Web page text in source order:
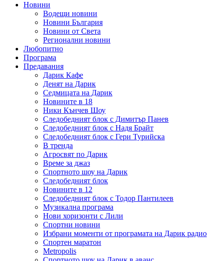
Новини
Водещи новини
Новини България
Новини от Света
Регионални новини
Любопитно
Програма
Предавания
Дарик Кафе
Денят на Дарик
Седмицата на Дарик
Новините в 18
Ники Кънчев Шоу
Следобедният блок с Димитър Панев
Следобедният блок с Надя Брайт
Следобедният блок с Гери Турийска
В тренда
Агросвят по Дарик
Време за джаз
Спортното шоу на Дарик
Следобедният блок
Новините в 12
Следобедният блок с Тодор Пантилеев
Музикална програма
Нови хоризонти с Лили
Спортни новини
Избрани моменти от програмата на Дарик радио
Спортен маратон
Metropolis